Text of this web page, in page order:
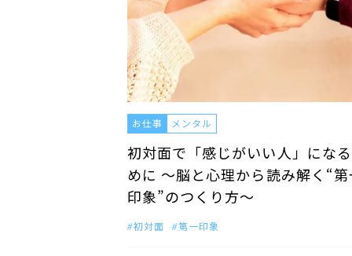
お仕事 メンタル
初対面で「感じがいい人」にな
めに 〜脳と心理から読み解く“
印象”のつくり方〜
初対面 第一印象